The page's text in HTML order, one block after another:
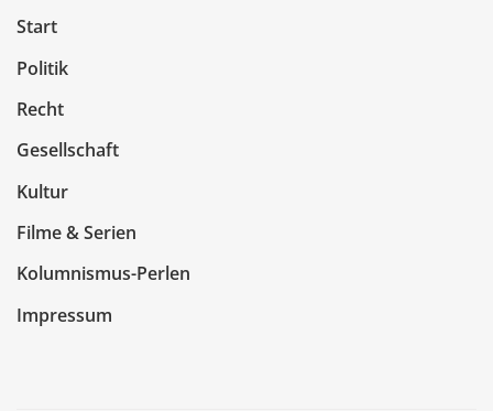
Start
Politik
Recht
Gesellschaft
Kultur
Filme & Serien
Kolumnismus-Perlen
Impressum